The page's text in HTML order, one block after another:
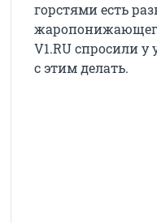
горстями есть
V1.RU спросили
с этим делать.